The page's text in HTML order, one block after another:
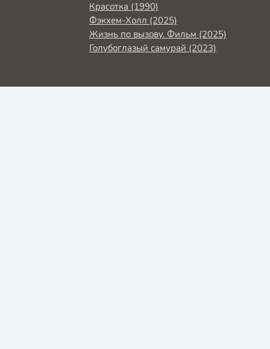
Красотка (1990)
Фэкхем-Холл (2025)
Жизнь по вызову. Фильм (2025)
Голубоглазый самурай (2023)